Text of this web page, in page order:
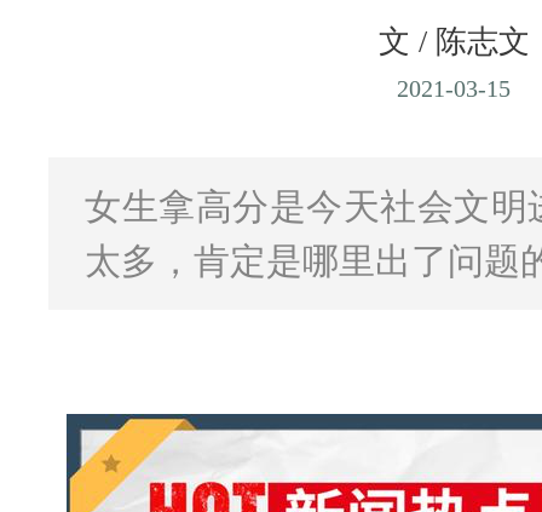
文 / 陈志文
2021-03-15
女生拿高分是今天社会文明
太多，肯定是哪里出了问题